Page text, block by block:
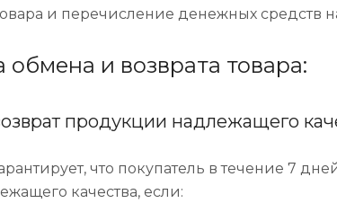
и перечисление денежных средств
обмена и возврата товара:
продукции надлежащего
что покупатель в течение 7
качества, если: